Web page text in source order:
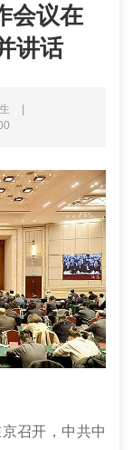
会议在
讲话
|
京召开，中共中